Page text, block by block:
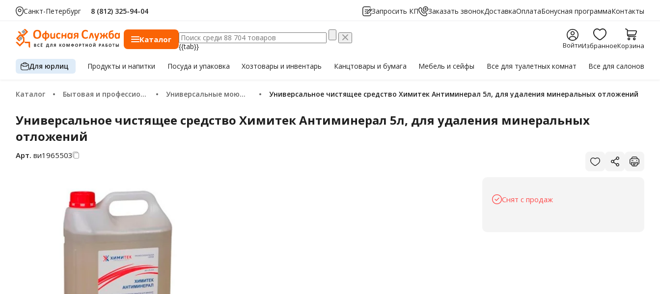
Санкт-Петербург 8 (812) 325-94-04 Запросить КП Заказать звонокДоставкаОплатаБонусная программаКонтакты
Каталог
{{tab}} ВойтиИзбранноеКорзина
Для юрлиц Продуктыи напитки Посуда и упаковка Хозтоварыи инвентарь Канцтовары и бумага Мебельи сейфы Все для туалетных комнат Все для салонов
Каталог Бытовая и профессиональная химия Универсальные моющие и чистящие средства Универсальное чистящее средство Химитек Антиминерал 5л, для удаления минеральных отложений
Универсальное чистящее средство Химитек Антиминерал 5л, для удаления минеральных
отложений
Арт. ви1965503
Снят с продаж